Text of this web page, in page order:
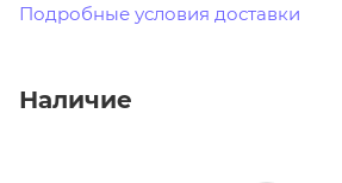
Подробные условия доставки
Наличие